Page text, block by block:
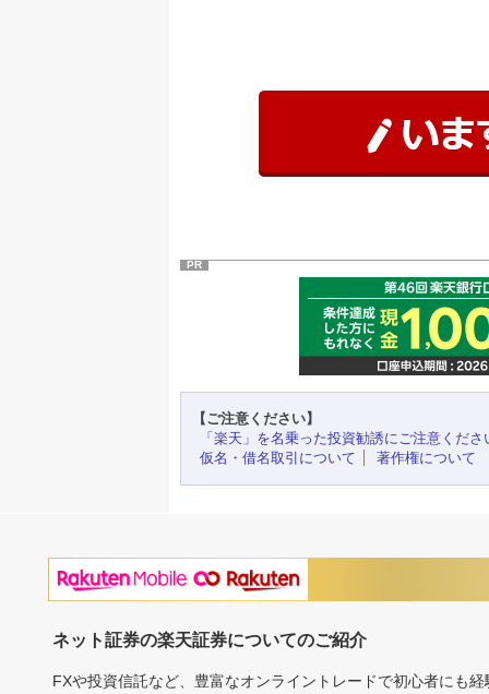
PR
【ご注意ください】
「楽天」を名乗った投資勧誘にご注意くださ
仮名・借名取引について
著作権について
ネット証券の楽天証券についてのご紹介
FXや投資信託など、豊富なオンライントレードで初心者にも